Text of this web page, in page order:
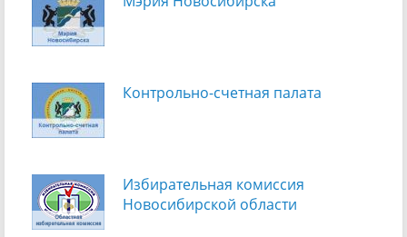
Контрольно-счетная палата
Избирательная комиссия
Новосибирской области